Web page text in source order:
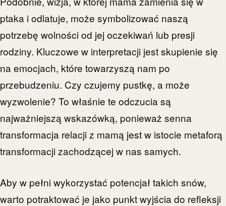
ptaka i odlatuje, może symbolizować naszą
potrzebę wolności od jej oczekiwań lub presji
rodziny. Kluczowe w interpretacji jest skupienie się
na emocjach, które towarzyszą nam po
przebudzeniu. Czy czujemy pustkę, a może
wyzwolenie? To właśnie te odczucia są
najważniejszą wskazówką, ponieważ senna
transformacja relacji z mamą jest w istocie metaforą
transformacji zachodzącej w nas samych.
Aby w pełni wykorzystać potencjał takich snów,
warto potraktować je jako punkt wyjścia do refleksji